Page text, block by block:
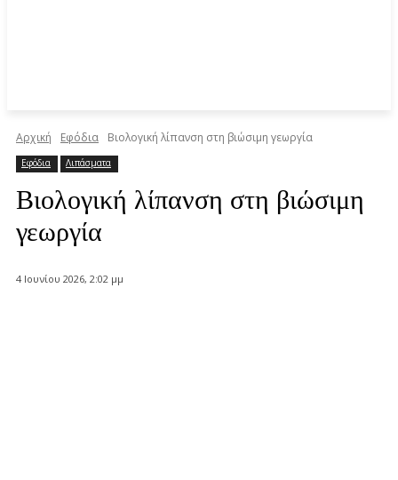
Αρχική Εφόδια Βιολογική λίπανση στη βιώσιμη γεωργία
Εφόδια Λιπάσματα
Βιολογική λίπανση στη βιώσιμη
γεωργία
4 Ιουνίου 2026, 2:02 μμ